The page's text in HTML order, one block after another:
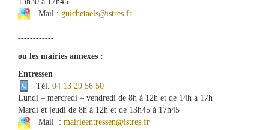
Mail : guichetaels@istres.fr
------------
ou les mairies annexes :
Entressen
Tél. 04 13 29 56 50
Lundi – mercredi – vendredi de 8h à 12h et de 14h à 17h
Mardi et jeudi de 8h à 12h et de 13h45 à 17h45
Mail : mairieentressen@istres.fr